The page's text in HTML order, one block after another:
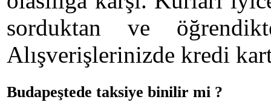
sorduktan ve
Alışverişlerinizde kredi
Budapeştede taksiye binilir mi ?